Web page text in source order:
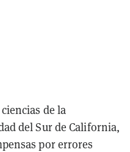
de la
del Sur de California,
por errores